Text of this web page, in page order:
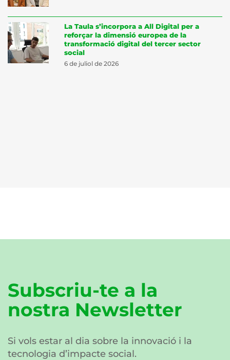
La Taula s’incorpora a All Digital per a
reforçar la dimensió europea de la
transformació digital del tercer sector
social
6 de juliol de 2026
Subscriu-te a la
nostra Newsletter
Si vols estar al dia sobre la innovació i la
tecnologia d’impacte social.